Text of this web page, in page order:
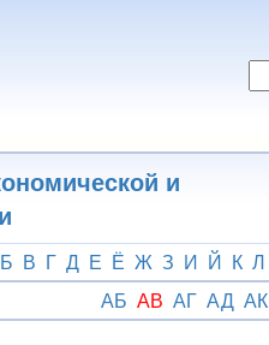
и
Б В Г Д Е Ё Ж З И Й К Л
АБ АВ АГ АД АК